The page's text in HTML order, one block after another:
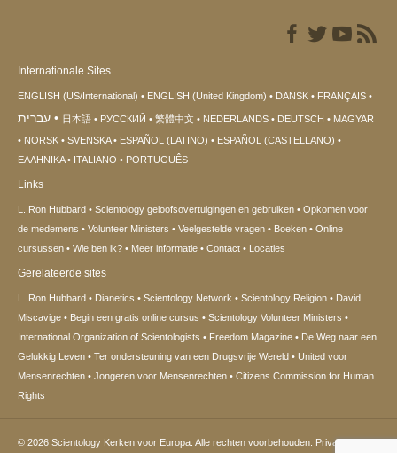
Internationale Sites
ENGLISH (US/International) ENGLISH (United Kingdom) DANSK FRANÇAIS
עברית 日本語 РУССКИЙ 繁體中文 NEDERLANDS DEUTSCH
MAGYAR
NORSK
SVENSKA ESPAÑOL (LATINO)
ESPAÑOL (CASTELLANO)
ΕΛΛΗΝΙΚA
ITALIANO PORTUGUÊS
Links
L. Ron Hubbard Scientology geloofsovertuigingen en gebruiken
Opkomen voor
de medemens
Volunteer Ministers Veelgestelde vragen Boeken
Online
cursussen
Wie ben ik? Meer informatie Contact Locaties
Gerelateerde sites
L. Ron Hubbard Dianetics Scientology Network Scientology Religion
David
Miscavige
Begin een gratis online cursus
Scientology Volunteer Ministers
International Organization of Scientologists
Freedom Magazine
De Weg naar een
Gelukkig Leven
Ter ondersteuning van een Drugsvrije Wereld
United voor
Mensenrechten
Jongeren voor Mensenrechten
Citizens Commission for Human
Rights
© 2026 Scientology Kerken voor Europa. Alle rechten voorbehouden. Privacy